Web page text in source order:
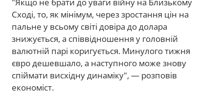
"Якщо не брати до уваги війну на Близькому
Сході, то, як мінімум, через зростання цін на
пальне у всьому світі довіра до долара
знижується, а співвідношення у головній
валютній парі коригується. Минулого тижня
євро дешевшало, а наступного може знову
спіймати висхідну динаміку", — розповів
економіст.